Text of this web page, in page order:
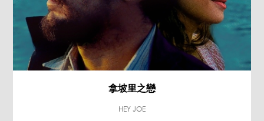
拿坡里之戀
HEY JOE